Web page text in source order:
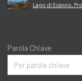
Lago di Scanno,
Parola Chiave